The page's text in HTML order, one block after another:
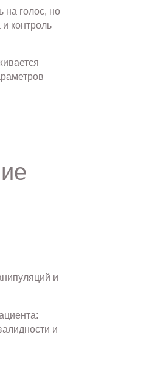
на голос, но
контроль
и
и